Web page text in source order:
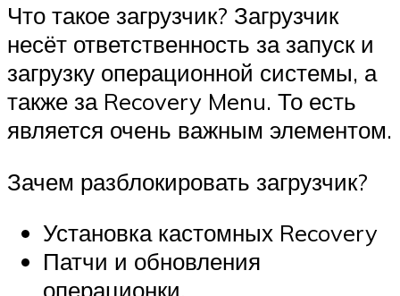
Что такое загрузчик? Загрузчик
несёт ответственность за запуск и
загрузку операционной системы, а
также за Recovery Menu. То есть
является очень важным элементом.
Зачем разблокировать загрузчик?
Установка кастомных Recovery
Патчи и обновления
операционки.